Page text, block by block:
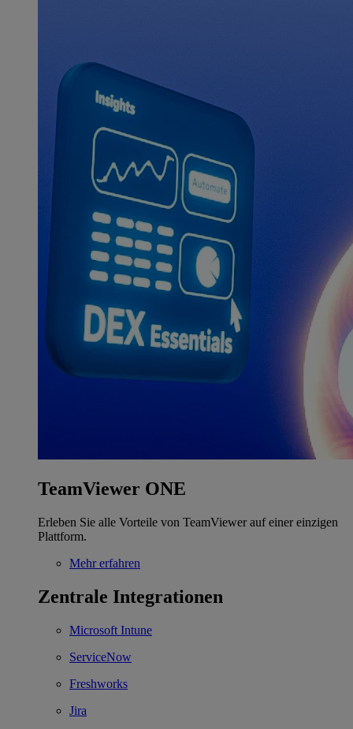
TeamViewer ONE
Erleben Sie alle Vorteile von TeamViewer auf einer einzigen
Plattform.
Mehr erfahren
Zentrale Integrationen
Microsoft Intune
ServiceNow
Freshworks
Jira